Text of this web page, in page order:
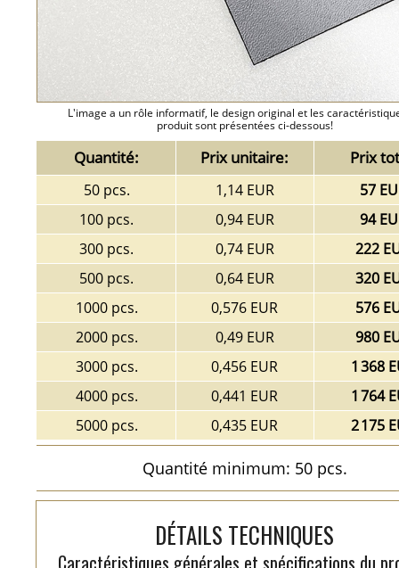
L'image a un rôle informatif, le design original et les
produit sont présentées ci-dessous!
Quantité: Prix unitaire: Prix
50 pcs. 1,14 EUR
57
100 pcs.
0,94 EUR
94
300 pcs.
0,74 EUR
222
500 pcs.
0,64 EUR
320
1000 pcs.
0,576 EUR
576
2000 pcs.
0,49 EUR
980
3000 pcs.
0,456 EUR
1 368
4000 pcs.
0,441 EUR
1 764
5000 pcs.
0,435 EUR 2 175
Quantité minimum: 50 pcs.
DÉTAILS TECHNIQUES
Caractéristiques générales et spécifications du